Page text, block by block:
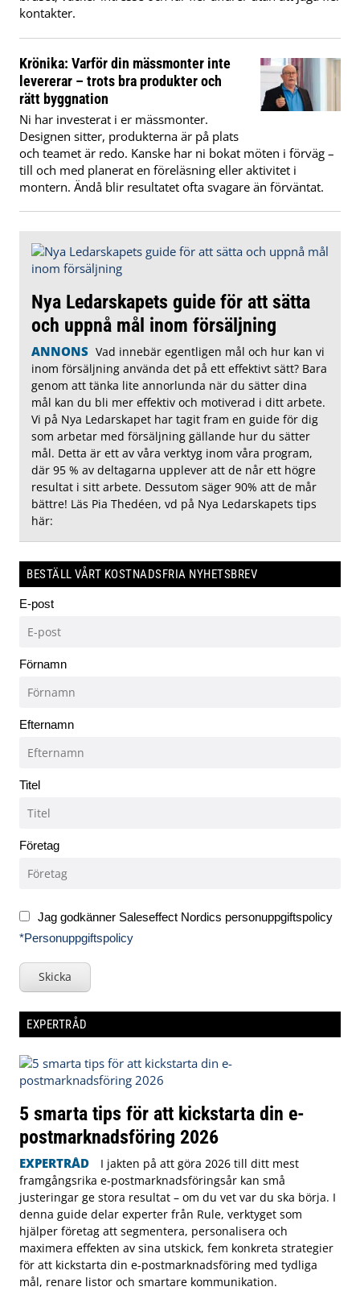
kontakter.
Krönika: Varför din mässmonter inte
levererar – trots bra produkter och
rätt byggnation
Ni har investerat i er mässmonter.
Designen sitter, produkterna är på plats
och teamet är redo. Kanske har ni bokat möten i förväg –
till och med planerat en föreläsning eller aktivitet i
montern. Ändå blir resultatet ofta svagare än förväntat.
Nya Ledarskapets guide för att sätta
och uppnå mål inom försäljning
ANNONS Vad innebär egentligen mål och hur kan vi
inom försäljning använda det på ett effektivt sätt? Bara
genom att tänka lite annorlunda när du sätter dina
mål kan du bli mer effektiv och motiverad i ditt arbete.
Vi på Nya Ledarskapet har tagit fram en guide för dig
som arbetar med försäljning gällande hur du sätter
mål. Detta är ett av våra verktyg inom våra program,
där 95 % av deltagarna upplever att de når ett högre
resultat i sitt arbete. Dessutom säger 90% att de mår
bättre! Läs Pia Thedéen, vd på Nya Ledarskapets tips
här:
BESTÄLL VÅRT KOSTNADSFRIA NYHETSBREV
E-post
Förnamn
Efternamn
Titel
Företag
Jag godkänner Saleseffect Nordics personuppgiftspolicy
*Personuppgiftspolicy
Skicka
EXPERTRÅD
5 smarta tips för att kickstarta din e-
postmarknadsföring 2026
EXPERTRÅD
I jakten på att göra 2026 till ditt mest
framgångsrika e-postmarknadsföringsår kan små
justeringar ge stora resultat – om du vet var du ska börja. I
denna guide delar experter från Rule, verktyget som
hjälper företag att segmentera, personalisera och
maximera effekten av sina utskick, fem konkreta strategier
för att kickstarta din e-postmarknadsföring med tydliga
mål, renare listor och smartare kommunikation.